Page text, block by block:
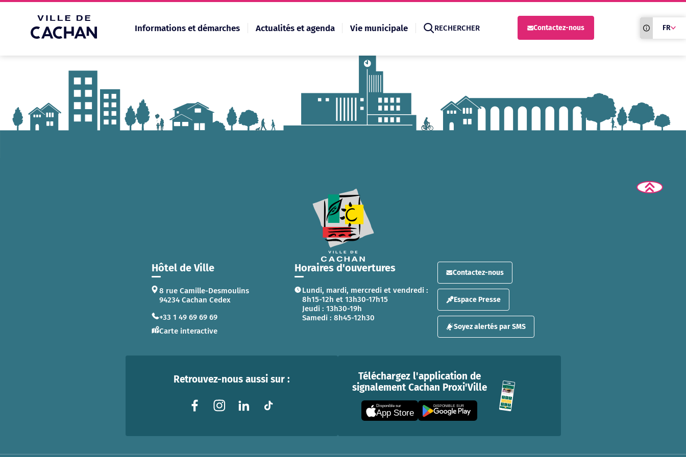
Informations et démarches Actualités et agenda Vie municipale RECHERCHER Contactez-nous
Recherche
Traduction
siteFR
Hôtel de Ville
8 rue Camille-Desmoulins
94234 Cachan Cedex
+33 1 49 69 69 69
Carte interactive
Horaires d'ouvertures
Lundi, mardi, mercredi et vendredi :
8h15-12h et 13h30-17h15
Jeudi : 13h30-19h
Samedi : 8h45-12h30
Contactez-nous
Espace Presse
Soyez alertés par SMS
Retrouvez-nous aussi sur :
Téléchargez l'application de
signalement Cachan Proxi'Ville
Disponible sur
App Store
DISPONIBLE SUR